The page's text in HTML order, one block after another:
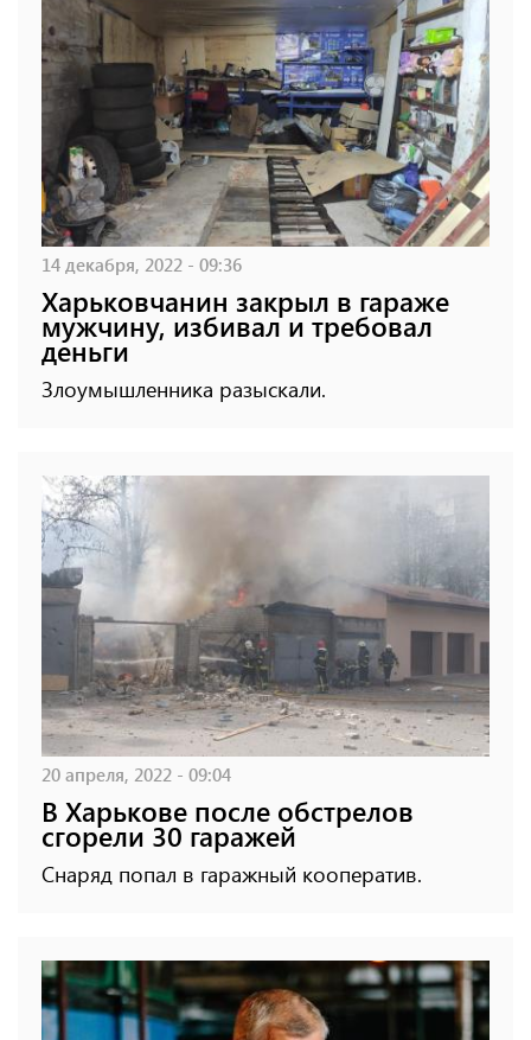
14 декабря, 2022 - 09:36
Харьковчанин закрыл в гараже
мужчину, избивал и требовал
деньги
Злоумышленника разыскали.
20 апреля, 2022 - 09:04
В Харькове после обстрелов
сгорели 30 гаражей
Снаряд попал в гаражный кооператив.